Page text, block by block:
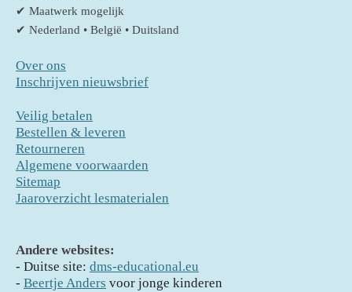
✔ Maatwerk mogelijk
✔ Nederland • België • Duitsland
Over ons
Inschrijven nieuwsbrief
Veilig betalen
Bestellen & leveren
Retourneren
Algemene voorwaarden
Sitemap
Jaaroverzicht lesmaterialen
Andere websites:
- Duitse site: dms-educational.eu
- Beertje Anders voor jonge kinderen